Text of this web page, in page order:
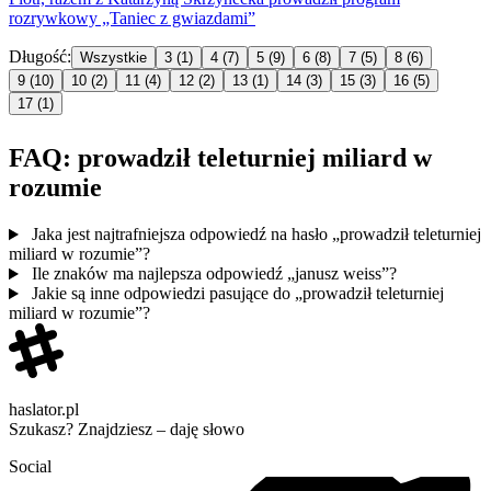
rozrywkowy „Taniec z gwiazdami”
Długość: Wszystkie 3 (1) 4 (7) 5 (9) 6 (8) 7 (5) 8 (6)
9 (10) 10 (2) 11 (4) 12 (2) 13 (1) 14 (3) 15 (3) 16 (5)
17 (1)
FAQ: prowadził teleturniej miliard w
rozumie
Jaka jest najtrafniejsza odpowiedź na hasło „prowadził teleturniej
miliard w rozumie”?
Ile znaków ma najlepsza odpowiedź „janusz weiss”?
Jakie są inne odpowiedzi pasujące do „prowadził teleturniej
miliard w rozumie”?
haslator.pl
Szukasz? Znajdziesz – daję słowo
Social